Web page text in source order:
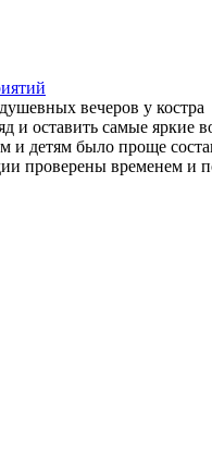
вечеров у костра
и оставить самые
детям было проще
временем и